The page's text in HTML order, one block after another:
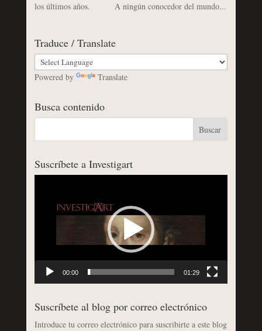
los últimos años. A ningún conocedor del mundo...
Traduce / Translate
Powered by Translate
Busca contenido
Suscríbete a Investigart
00:00 01:29
Suscríbete al blog por correo electrónico
Introduce tu correo electrónico para suscribirte a este blog